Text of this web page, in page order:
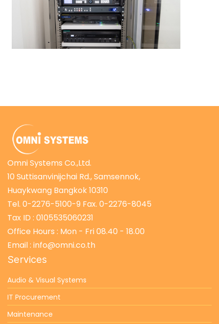
Omni Systems Co.,Ltd.
10 Suttisanvinijchai Rd., Samsennok,
Huaykwang Bangkok 10310
Tel. 0-2276-5100-9 Fax. 0-2276-8045
Tax ID : 0105535060231
Office Hours : Mon - Fri 08.40 - 18.00
Email : info@omni.co.th
Services
Audio & Visual Systems
IT Procurement
Maintenance